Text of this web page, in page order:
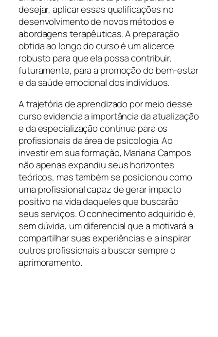
desejar, aplicar essas qualificações no
desenvolvimento de novos métodos e
abordagens terapêuticas. A preparação
obtida ao longo do curso é um alicerce
robusto para que ela possa contribuir,
futuramente, para a promoção do bem-estar
e da saúde emocional dos indivíduos.
A trajetória de aprendizado por meio desse
curso evidencia a importância da atualização
e da especialização contínua para os
profissionais da área de psicologia. Ao
investir em sua formação, Mariana Campos
não apenas expandiu seus horizontes
teóricos, mas também se posicionou como
uma profissional capaz de gerar impacto
positivo na vida daqueles que buscarão
seus serviços. O conhecimento adquirido é,
sem dúvida, um diferencial que a motivará a
compartilhar suas experiências e a inspirar
outros profissionais a buscar sempre o
aprimoramento.